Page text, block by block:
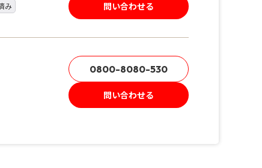
み 問い合わせる
0800-8080-530
問い合わせる